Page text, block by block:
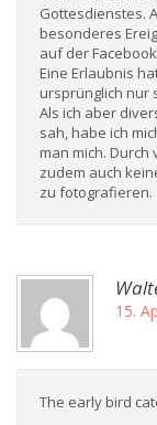
Gottesdienstes.
besonderes
auf der
Eine Erlaubnis
ursprünglich nur
Als ich aber
sah, habe ich
man mich.
zudem auch
zu fotografieren.
15.
The early bird